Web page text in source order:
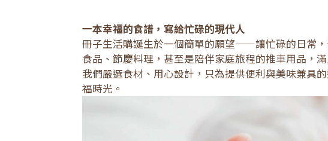
一本幸福的食譜，寫給忙碌的現代人
冊子生活購誕生於一個簡單的願望——讓忙碌的日常
食品、節慶料理，甚至是陪伴家庭旅程的推車用品，
我們嚴選食材、用心設計，只為提供便利與美味兼具
福時光。